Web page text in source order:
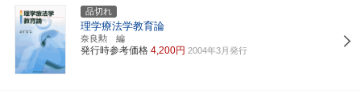
品切れ
理学療法学教育論
奈良勲 編
発行時参考価格 4,200円 2004年3月発行